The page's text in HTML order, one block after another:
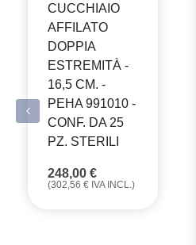
CUCCHIAIO
AFFILATO
DOPPIA
ESTREMITÀ -
16,5 CM. -
PEHA 991010 -
CONF. DA 25
PZ. STERILI
248,00 €
(302,56 € IVA INCL.)